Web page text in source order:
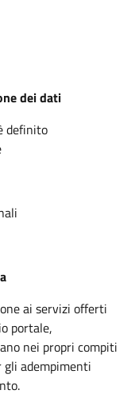
dei dati
definito
ai servizi offerti
portale,
nei propri compiti
adempimenti